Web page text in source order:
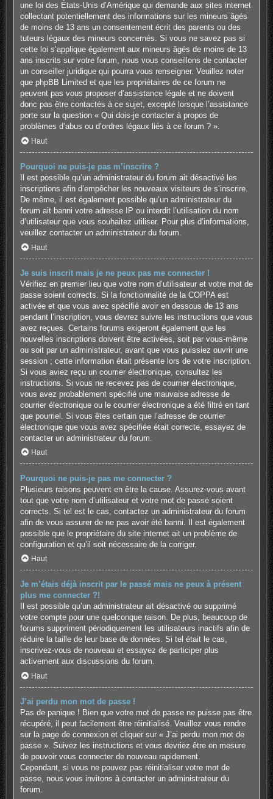
une loi des États-Unis d’Amérique qui demande aux sites internet
collectant potentiellement des informations sur les mineurs âgés
de moins de 13 ans un consentement écrit des parents ou des
tuteurs légaux des mineurs concernés. Si vous ne savez pas si
cette loi s’applique également aux mineurs âgés de moins de 13
ans inscrits sur votre forum, nous vous conseillons de contacter
un conseiller juridique qui pourra vous renseigner. Veuillez noter
que phpBB Limited et que les propriétaires de ce forum ne
peuvent pas vous proposer d’assistance légale et ne doivent
donc pas être contactés à ce sujet, excepté lorsque l’assistance
porte sur la question « Qui dois-je contacter à propos de
problèmes d’abus ou d’ordres légaux liés à ce forum ? ».
Haut
Pourquoi ne puis-je pas m’inscrire ?
Il est possible qu’un administrateur du forum ait désactivé les
inscriptions afin d’empêcher les nouveaux visiteurs de s’inscrire.
De même, il est également possible qu’un administrateur du
forum ait banni votre adresse IP ou interdit l’utilisation du nom
d’utilisateur que vous souhaitez utiliser. Pour plus d’informations,
veuillez contacter un administrateur du forum.
Haut
Je suis inscrit mais je ne peux pas me connecter !
Vérifiez en premier lieu que votre nom d’utilisateur et votre mot de
passe soient corrects. Si la fonctionnalité de la COPPA est
activée et que vous avez spécifié avoir en dessous de 13 ans
pendant l’inscription, vous devrez suivre les instructions que vous
avez reçues. Certains forums exigeront également que les
nouvelles inscriptions doivent être activées, soit par vous-même
ou soit par un administrateur, avant que vous puissiez ouvrir une
session ; cette information était présente lors de votre inscription.
Si vous aviez reçu un courrier électronique, consultez les
instructions. Si vous ne recevez pas de courrier électronique,
vous avez probablement spécifié une mauvaise adresse de
courrier électronique ou le courrier électronique a été filtré en tant
que pourriel. Si vous êtes certain que l’adresse de courrier
électronique que vous avez spécifiée était correcte, essayez de
contacter un administrateur du forum.
Haut
Pourquoi ne puis-je pas me connecter ?
Plusieurs raisons peuvent en être la cause. Assurez-vous avant
tout que votre nom d’utilisateur et votre mot de passe soient
corrects. Si tel est le cas, contactez un administrateur du forum
afin de vous assurer de ne pas avoir été banni. Il est également
possible que le propriétaire du site internet ait un problème de
configuration et qu’il soit nécessaire de la corriger.
Haut
Je m’étais déjà inscrit par le passé mais ne peux à présent
plus me connecter ?!
Il est possible qu’un administrateur ait désactivé ou supprimé
votre compte pour une quelconque raison. De plus, beaucoup de
forums suppriment périodiquement les utilisateurs inactifs afin de
réduire la taille de leur base de données. Si tel était le cas,
inscrivez-vous de nouveau et essayez de participer plus
activement aux discussions du forum.
Haut
J’ai perdu mon mot de passe !
Pas de panique ! Bien que votre mot de passe ne puisse pas être
récupéré, il peut facilement être réinitialisé. Veuillez vous rendre
sur la page de connexion et cliquer sur « J’ai perdu mon mot de
passe ». Suivez les instructions et vous devriez être en mesure
de pouvoir vous connecter de nouveau rapidement.
Cependant, si vous ne pouvez pas réinitialiser votre mot de
passe, nous vous invitons à contacter un administrateur du
forum.